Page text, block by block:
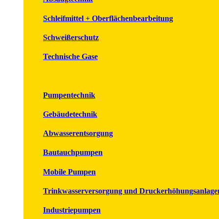
Schleifmittel + Oberflächenbearbeitung
Schweißerschutz
Technische Gase
Pumpentechnik
Gebäudetechnik
Abwasserentsorgung
Bautauchpumpen
Mobile Pumpen
Trinkwasserversorgung und
Industriepumpen